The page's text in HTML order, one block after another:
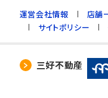
運営会社情報 店舗
サイトポリシー
三好不動産